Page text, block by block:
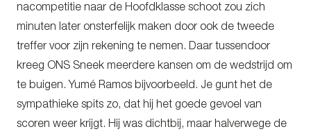
nacompetitie naar de Hoofdklasse schoot zou zich
minuten later onsterfelijk maken door ook de tweede
treffer voor zijn rekening te nemen. Daar tussendoor
kreeg ONS Sneek meerdere kansen om de wedstrijd om
te buigen. Yumé Ramos bijvoorbeeld. Je gunt het de
sympathieke spits zo, dat hij het goede gevoel van
scoren weer krijgt. Hij was dichtbij, maar halverwege de